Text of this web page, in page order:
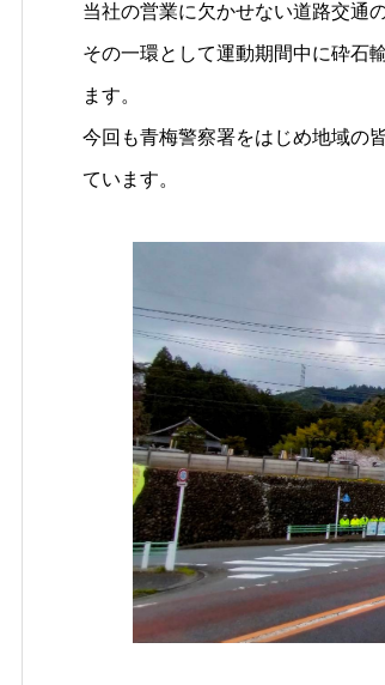
当社の営業に欠かせない道路交通
その一環として運動期間中に砕石
ます。
今回も青梅警察署をはじめ地域の
ています。